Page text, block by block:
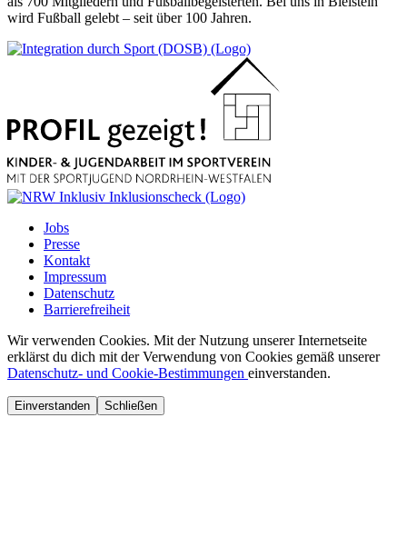
wird Fußball gelebt – seit über 100 Jahren.
Jobs
Presse
Kontakt
Impressum
Datenschutz
Barrierefreiheit
Wir verwenden Cookies. Mit der Nutzung unserer Internetseite
erklärst du dich mit der Verwendung von Cookies gemäß unserer
Datenschutz- und Cookie-Bestimmungen einverstanden.
Einverstanden Schließen